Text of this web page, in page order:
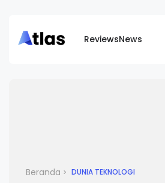
ReviewsNews
Beranda DUNIA TEKNOLOGI